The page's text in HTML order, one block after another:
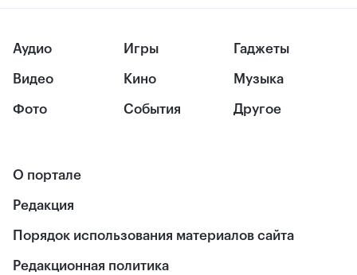
Аудио
Видео
Фото
Игры
Кино
События
Гаджеты
Музыка
Другое
О портале
Редакция
Порядок использования материалов сайта
Редакционная политика